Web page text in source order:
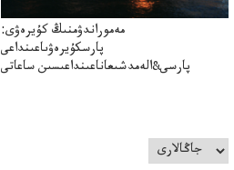
مەموراندۋمنىڭ كۇيرەۋى:
پارسكۇيرەۋىاعىنداعى
پارسى&الەمدشىعاناعىنداعىسىن ساعاتى